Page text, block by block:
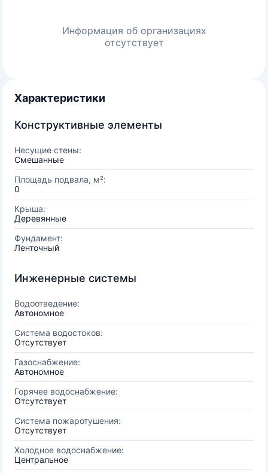
Информация об организациях
отсутствует
Характеристики
Конструктивные элементы
Несущие стены:
Смешанные
Площадь подвала, м²:
0
Крыша:
Деревянные
Фундамент:
Ленточный
Инженерные системы
Водоотведение:
Автономное
Система водостоков:
Отсутствует
Газоснабжение:
Автономное
Горячее водоснабжение:
Отсутствует
Система пожаротушения:
Отсутствует
Холодное водоснабжение:
Центральное